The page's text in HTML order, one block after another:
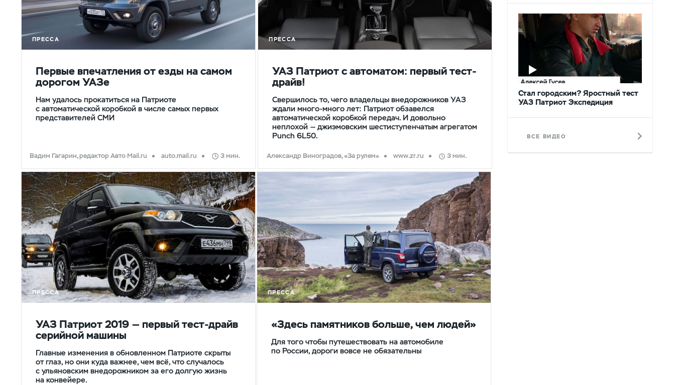
ПРЕССА
Первые впечатления от езды на самом
дорогом УАЗе
Нам удалось прокатиться на Патриоте
с автоматической коробкой в числе самых первых
представителей СМИ
Вадим Гагарин, редактор Авто Mail.ru auto.mail.ru 3 мин.
ПРЕССА
УАЗ Патриот с автоматом: первый тест-
драйв!
Свершилось то, чего владельцы внедорожников УАЗ
ждали много-много лет: Патриот обзавелся
автоматической коробкой передач. И довольно
неплохой — джиэмовским шестиступенчатым агрегатом
Punch 6L50.
Александр Виноградов, «За рулем» www.zr.ru 3 мин.
ПРЕССА
УАЗ Патриот 2019 — первый тест-драйв
серийной машины
Главные изменения в обновленном Патриоте скрыты
от глаз, но они куда важнее, чем всё, что случалось
с ульяновским внедорожником за его долгую жизнь
на конвейере.
ПРЕССА
«Здесь памятников больше, чем людей»
Для того чтобы путешествовать на автомобиле
по России, дороги вовсе не обязательны
Стал городским? Яростный тест
УАЗ Патриот Экспедиция
ВСЕ ВИДЕО